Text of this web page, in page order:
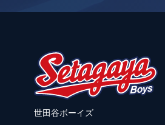
世田谷ボーイズ